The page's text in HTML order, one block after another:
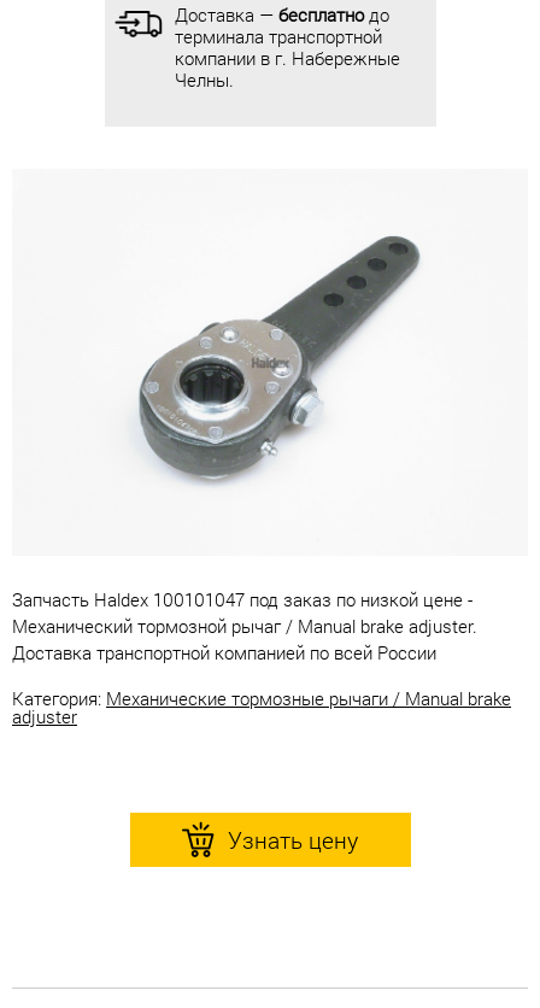
Доставка — бесплатнодо
терминала транспортной
компании в г. Набережные
Челны.
Доставка — бесплатнодо
терминала транспортной
компании в г. Набережные
Челны.
Запчасть Haldex 100101047 под заказ по низкой цене -
Механический тормозной рычаг / Manual brake adjuster.
Доставка транспортной компанией по всей России
Категория: Механические тормозные рычаги / Manual brake
adjuster
Узнать цену